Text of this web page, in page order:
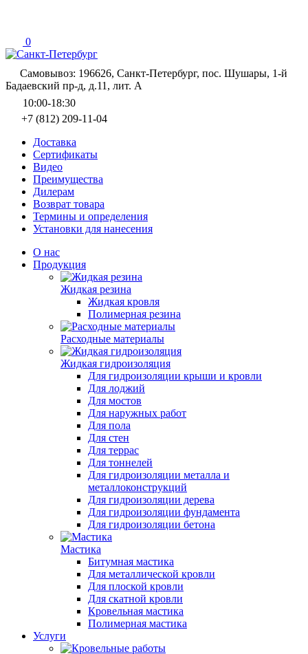
0
Самовывоз: 196626, Санкт-Петербург, пос. Шушары, 1-й
Бадаевский пр-д, д.11, лит. А
10:00-18:30
+7 (812) 209-11-04
Доставка
Сертификаты
Видео
Преимущества
Дилерам
Возврат товара
Термины и определения
Установки для нанесения
О нас
Продукция
Жидкая резина
Жидкая кровля
Полимерная резина
Расходные материалы
Жидкая гидроизоляция
Для гидроизоляции крыши и кровли
Для лоджий
Для мостов
Для наружных работ
Для пола
Для стен
Для террас
Для тоннелей
Для гидроизоляции металла и
металлоконструкций
Для гидроизоляции дерева
Для гидроизоляции фундамента
Для гидроизоляции бетона
Мастика
Битумная мастика
Для металлической кровли
Для плоской кровли
Для скатной кровли
Кровельная мастика
Полимерная мастика
Услуги